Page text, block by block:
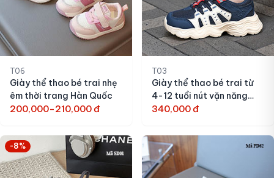
T06
Giày thể thao bé trai nhẹ
êm thời trang Hàn Quốc
200,000-210,000 đ
T03
Giày thể thao bé trai từ
4-12 tuổi nút vặn năng
động
340,000 đ
-8%